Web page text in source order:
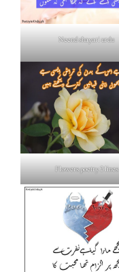
Neend shayari urdu
Flowers poetry 2 lines